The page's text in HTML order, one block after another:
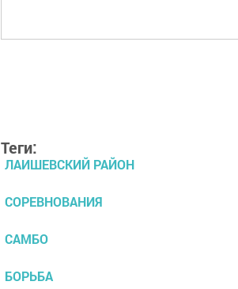
Теги:
ЛАИШЕВСКИЙ РАЙОН
СОРЕВНОВАНИЯ
САМБО
БОРЬБА